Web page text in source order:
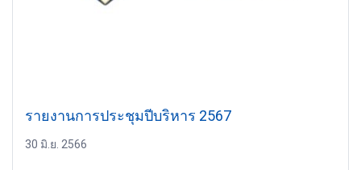
รายงานการประชุมปีบริหาร 2567
30 มิ.ย. 2566